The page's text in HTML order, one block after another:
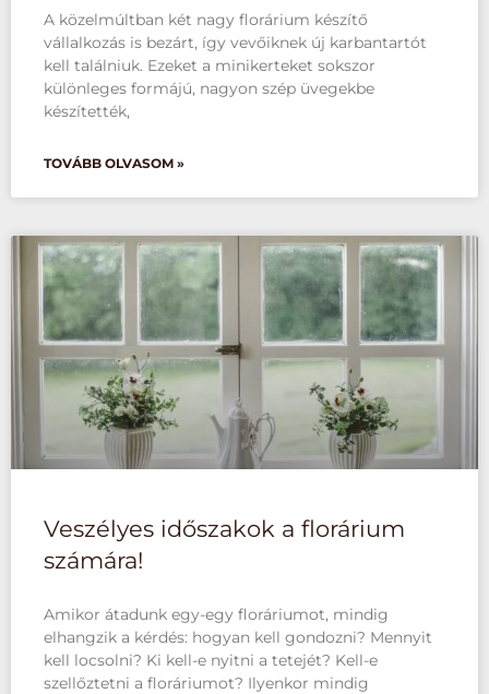
A közelmúltban két nagy florárium készítő
vállalkozás is bezárt, így vevőiknek új karbantartót
kell találniuk. Ezeket a minikerteket sokszor
különleges formájú, nagyon szép üvegekbe
készítették,
TOVÁBB OLVASOM »
Veszélyes időszakok a florárium
számára!
Amikor átadunk egy-egy floráriumot, mindig
elhangzik a kérdés: hogyan kell gondozni? Mennyit
kell locsolni? Ki kell-e nyitni a tetejét? Kell-e
szellőztetni a floráriumot? Ilyenkor mindig